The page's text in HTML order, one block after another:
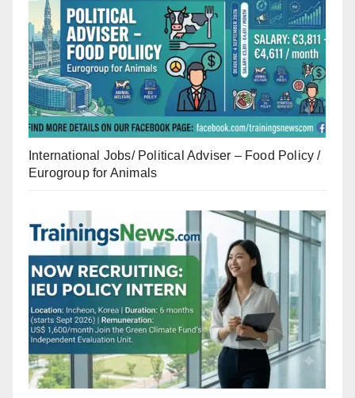
International Jobs/ Political Adviser – Food Policy /
Eurogroup for Animals